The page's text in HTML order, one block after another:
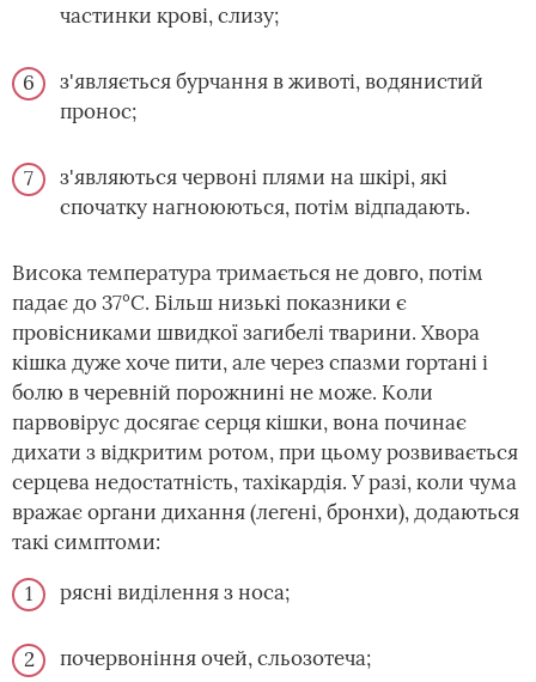
частинки крові, слизу;
з'являється бурчання в животі, водянистий
пронос;
з'являються червоні плями на шкірі, які
спочатку нагноюються, потім відпадають.
Висока температура тримається не довго, потім
падає до 37°С. Більш низькі показники є
провісниками швидкої загибелі тварини. Хвора
кішка дуже хоче пити, але через спазми гортані і
болю в черевній порожнині не може. Коли
парвовірус досягає серця кішки, вона починає
дихати з відкритим ротом, при цьому розвивається
серцева недостатність, тахікардія. У разі, коли чума
вражає органи дихання (легені, бронхи), додаються
такі симптоми:
рясні виділення з носа;
почервоніння очей, сльозотеча;